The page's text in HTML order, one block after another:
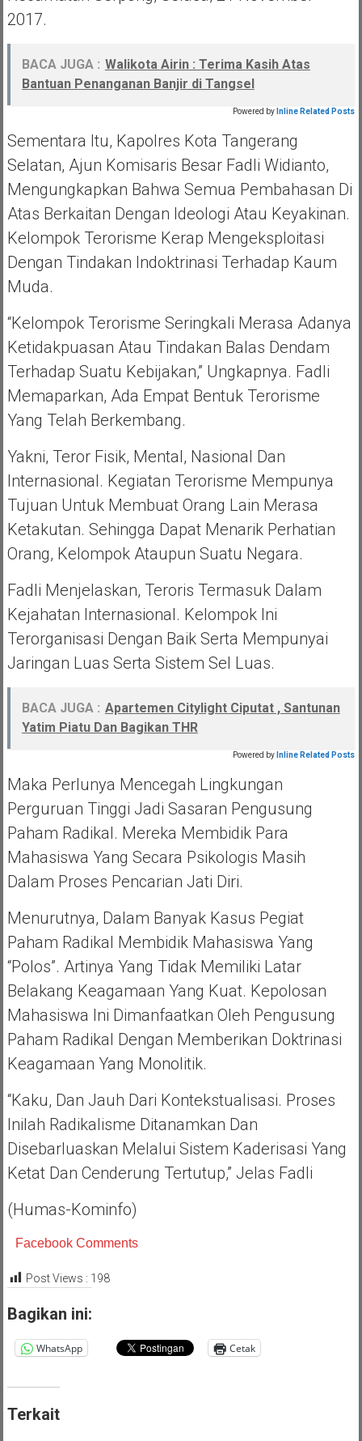
2017.
BACA JUGA : Walikota Airin : Terima Kasih Atas
Bantuan Penanganan Banjir di Tangsel
Powered by Inline Related Posts
Sementara Itu, Kapolres Kota Tangerang
Selatan, Ajun Komisaris Besar Fadli Widianto,
Mengungkapkan Bahwa Semua Pembahasan Di
Atas Berkaitan Dengan Ideologi Atau Keyakinan.
Kelompok Terorisme Kerap Mengeksploitasi
Dengan Tindakan Indoktrinasi Terhadap Kaum
Muda.
“Kelompok Terorisme Seringkali Merasa Adanya
Ketidakpuasan Atau Tindakan Balas Dendam
Terhadap Suatu Kebijakan,” Ungkapnya. Fadli
Memaparkan, Ada Empat Bentuk Terorisme
Yang Telah Berkembang.
Yakni, Teror Fisik, Mental, Nasional Dan
Internasional. Kegiatan Terorisme Mempunya
Tujuan Untuk Membuat Orang Lain Merasa
Ketakutan. Sehingga Dapat Menarik Perhatian
Orang, Kelompok Ataupun Suatu Negara.
Fadli Menjelaskan, Teroris Termasuk Dalam
Kejahatan Internasional. Kelompok Ini
Terorganisasi Dengan Baik Serta Mempunyai
Jaringan Luas Serta Sistem Sel Luas.
BACA JUGA : Apartemen Citylight Ciputat , Santunan
Yatim Piatu Dan Bagikan THR
Powered by Inline Related Posts
Maka Perlunya Mencegah Lingkungan
Perguruan Tinggi Jadi Sasaran Pengusung
Paham Radikal. Mereka Membidik Para
Mahasiswa Yang Secara Psikologis Masih
Dalam Proses Pencarian Jati Diri.
Menurutnya, Dalam Banyak Kasus Pegiat
Paham Radikal Membidik Mahasiswa Yang
“polos”. Artinya Yang Tidak Memiliki Latar
Belakang Keagamaan Yang Kuat. Kepolosan
Mahasiswa Ini Dimanfaatkan Oleh Pengusung
Paham Radikal Dengan Memberikan Doktrinasi
Keagamaan Yang Monolitik.
“Kaku, Dan Jauh Dari Kontekstualisasi. Proses
Inilah Radikalisme Ditanamkan Dan
Disebarluaskan Melalui Sistem Kaderisasi Yang
Ketat Dan Cenderung Tertutup,” Jelas Fadli
(humas-Kominfo)
Facebook Comments
Post Views : 198
Bagikan ini:
WhatsApp Cetak
Terkait